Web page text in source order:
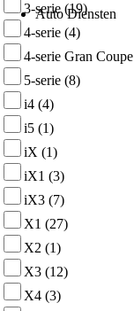
Auto Diensten
3-serie(19)
4-serie (4)
4-serie Gran Coupe
5-serie (8)
i4 (4)
i5 (1)
iX (1)
iX1 (3)
iX3 (7)
X1 (27)
X2 (1)
X3 (12)
X4 (3)